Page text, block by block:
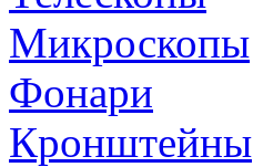
Микроскопы
Фонари
Кронштейны